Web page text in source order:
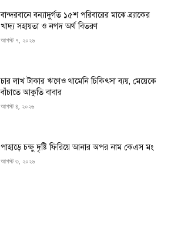
বান্দরবানে বন্যাদুর্গত ১৫শ পরিবারের মাঝে ব্র্যাকের
খাদ্য সহায়তা ও নগদ অর্থ বিতরণ
আগস্ট ৭, ২০২৬
চার লাখ টাকার ঋণেও থামেনি চিকিৎসা ব্যয়, মেয়েকে
বাঁচাতে আকুতি বাবার
আগস্ট ৪, ২০২৬
পাহাড়ে চক্ষু দৃষ্টি ফিরিয়ে আনার অপর নাম কেএস মং
আগস্ট ৩, ২০২৬